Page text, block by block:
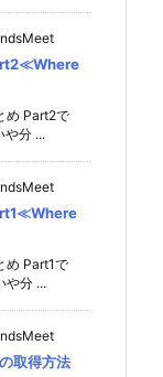
め Part2で
や分 ...
め Part1で
や分 ...
取得方法